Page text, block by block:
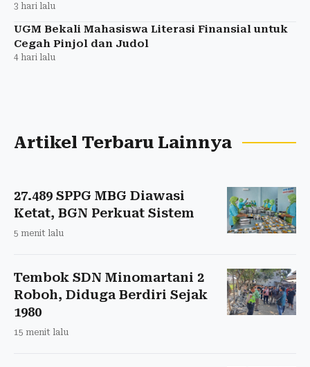
3 hari lalu
UGM Bekali Mahasiswa Literasi Finansial untuk
Cegah Pinjol dan Judol
4 hari lalu
Artikel Terbaru Lainnya
27.489 SPPG MBG Diawasi
Ketat, BGN Perkuat Sistem
5 menit lalu
Tembok SDN Minomartani 2
Roboh, Diduga Berdiri Sejak
1980
15 menit lalu